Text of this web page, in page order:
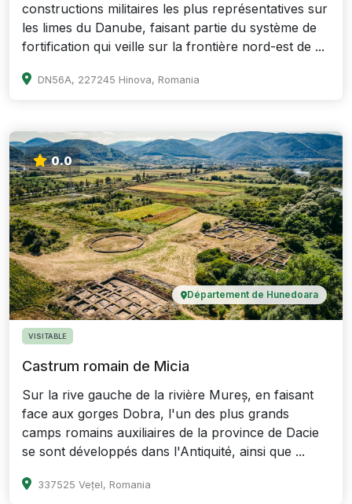
constructions militaires les plus représentatives sur
les limes du Danube, faisant partie du système de
fortification qui veille sur la frontière nord-est de ...
DN56A, 227245 Hinova, Romania
0.0
Département de Hunedoara
VISITABLE
Castrum romain de Micia
Sur la rive gauche de la rivière Mureș, en faisant
face aux gorges Dobra, l'un des plus grands
camps romains auxiliaires de la province de Dacie
se sont développés dans l'Antiquité, ainsi que ...
337525 Vețel, Romania